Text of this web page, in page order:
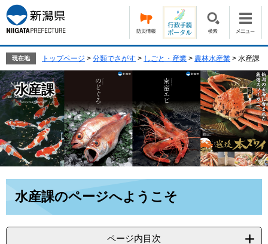
ー
ジ
の
頭
で
す。
ニ
ュ
ー
飛
ば
し
て
本
へ
現在地 トップページ > 分類でさがす > しごと・産業 > 農林水産業 > 水産課
水産課
水産課のページへようこそ
ページ内目次